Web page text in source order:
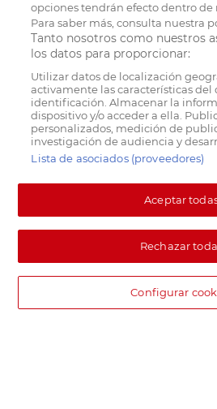
opciones tendrán efecto dentro de
Para saber más, consulta nuestra
Tanto nosotros como nuestros
los datos para proporcionar:
Utilizar datos de localización
activamente las características del
identificación. Almacenar la
dispositivo y/o acceder a ella.
personalizados, medición de
investigación de audiencia y
Lista de asociados (proveedores)
Aceptar
Rechazar
Configurar